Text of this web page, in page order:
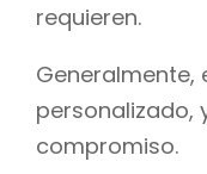
requieren.
Generalmente,
personalizado,
compromiso.